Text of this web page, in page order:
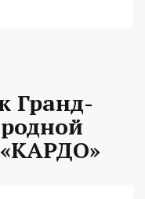
Гранд-